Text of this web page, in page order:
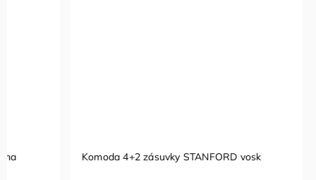
Komoda 4+2 zásuvky STANFORD vosk